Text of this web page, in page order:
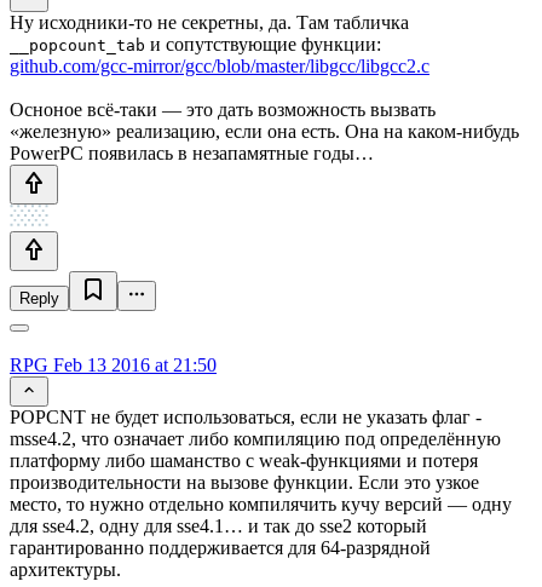
Ну исходники-то не секретны, да. Там табличка
__popcount_tab и сопутствующие функции:
github.com/gcc-mirror/gcc/blob/master/libgcc/libgcc2.c
Осноное всё-таки — это дать возможность вызвать
«железную» реализацию, если она есть. Она на каком-нибудь
PowerPC появилась в незапамятные годы…
Reply
RPG Feb 13 2016 at 21:50
POPCNT не будет использоваться, если не указать флаг -
msse4.2, что означает либо компиляцию под определённую
платформу либо шаманство с weak-функциями и потеря
производительности на вызове функции. Если это узкое
место, то нужно отдельно компилячить кучу версий — одну
для sse4.2, одну для sse4.1… и так до sse2 который
гарантированно поддерживается для 64-разрядной
архитектуры.